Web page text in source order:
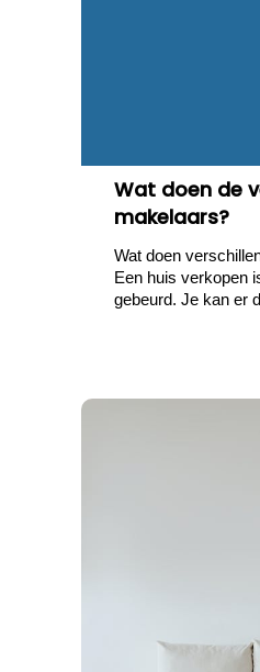
Wat doen de
makelaars?
Wat doen
Een huis verkopen
gebeurd. Je kan er